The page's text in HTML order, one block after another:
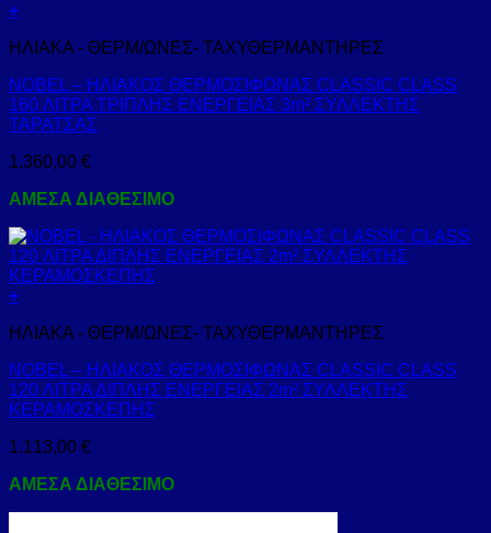
+
ΗΛΙΑΚΑ - ΘΕΡΜ/ΩΝΕΣ- ΤΑΧΥΘΕΡΜΑΝΤΗΡΕΣ
NOBEL – ΗΛΙΑΚΟΣ ΘΕΡΜΟΣΙΦΩΝΑΣ CLASSIC CLASS
160 ΛΙΤΡΑ ΤΡΙΠΛΗΣ ΕΝΕΡΓΕΙΑΣ 3m² ΣΥΛΛΕΚΤΗΣ
ΤΑΡΑΤΣΑΣ
1.360,00 €
ΑΜΕΣΑ ΔΙΑΘΕΣΙΜΟ
+
ΗΛΙΑΚΑ - ΘΕΡΜ/ΩΝΕΣ- ΤΑΧΥΘΕΡΜΑΝΤΗΡΕΣ
NOBEL – ΗΛΙΑΚΟΣ ΘΕΡΜΟΣΙΦΩΝΑΣ CLASSIC CLASS
120 ΛΙΤΡΑ ΔΙΠΛΗΣ ΕΝΕΡΓΕΙΑΣ 2m² ΣΥΛΛΕΚΤΗΣ
ΚΕΡΑΜΟΣΚΕΠΗΣ
1.113,00 €
ΑΜΕΣΑ ΔΙΑΘΕΣΙΜΟ